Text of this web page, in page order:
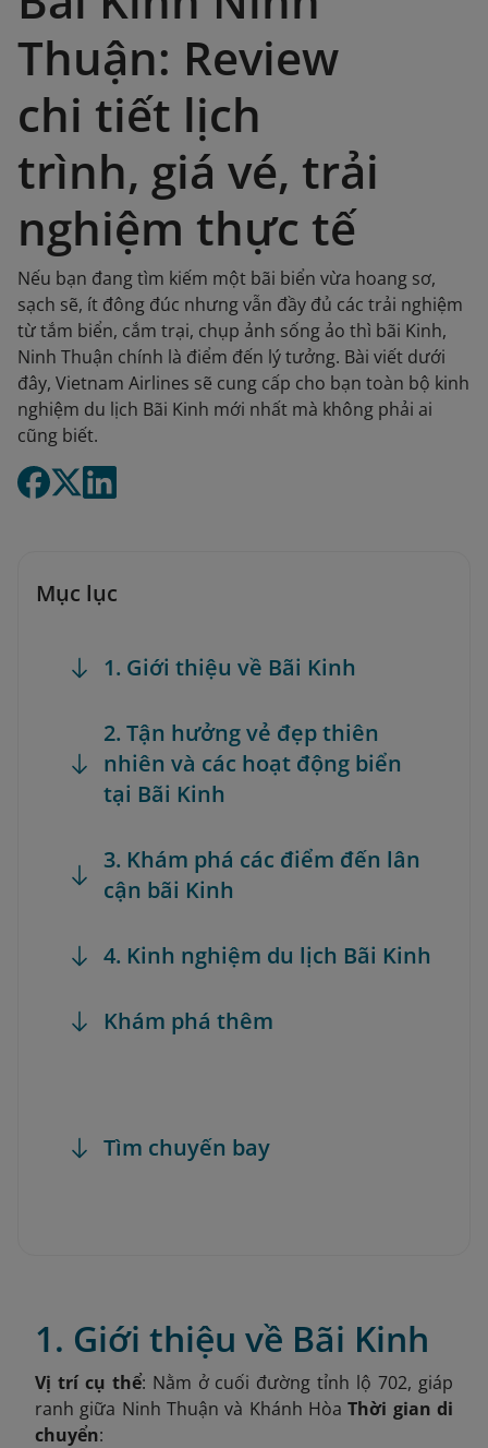
Thuận: Review
chi tiết lịch
trình, giá vé, trải
nghiệm thực tế
Nếu bạn đang tìm kiếm một bãi biển vừa hoang sơ,
sạch sẽ, ít đông đúc nhưng vẫn đầy đủ các trải nghiệm
từ tắm biển, cắm trại, chụp ảnh sống ảo thì bãi Kinh,
Ninh Thuận chính là điểm đến lý tưởng. Bài viết dưới
đây, Vietnam Airlines sẽ cung cấp cho bạn toàn bộ kinh
nghiệm du lịch Bãi Kinh mới nhất mà không phải ai
cũng biết.
Mục lục
1. Giới thiệu về Bãi Kinh
2. Tận hưởng vẻ đẹp thiên
nhiên và các hoạt động biển
tại Bãi Kinh
3. Khám phá các điểm đến lân
cận bãi Kinh
4. Kinh nghiệm du lịch Bãi Kinh
Khám phá thêm
Tìm chuyến bay
1. Giới thiệu về Bãi Kinh
Vị trí cụ thể: Nằm ở cuối đường tỉnh lộ 702, giáp
ranh giữa Ninh Thuận và Khánh HòaThời gian di
chuyển: